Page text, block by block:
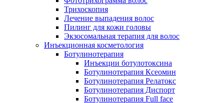
Трихоскопия
Лечение выпадения волос
Пилинг для кожи головы
Экзосомальная терапия для волос
Инъекционная косметология
Ботулинотерапия
Инъекции ботулотоксина
Ботулинотерапия Ксеомин
Ботулинотерапия Релатокс
Ботулинотерапия Диспорт
Ботулинотерапия Full face